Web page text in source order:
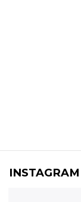
INSTAGRAM